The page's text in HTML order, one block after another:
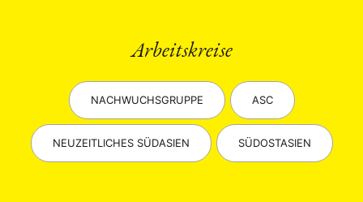
Arbeitskreise
NACHWUCHSGRUPPE ASC
NEUZEITLICHES SÜDASIEN SÜDOSTASIEN